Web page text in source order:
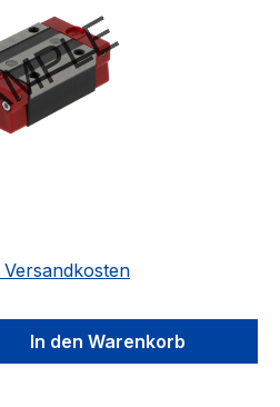
Gib den
In den Warenkorb